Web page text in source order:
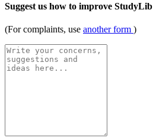
Suggest us how to improve StudyLib
(For complaints, use another form )